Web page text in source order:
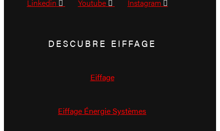
Linkedin Youtube Instagram
DESCUBRE EIFFAGE
Eiffage
Eiffage Énergie Systèmes